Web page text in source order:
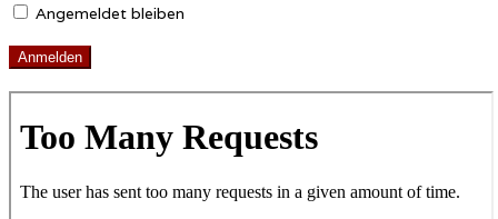
Angemeldet bleiben